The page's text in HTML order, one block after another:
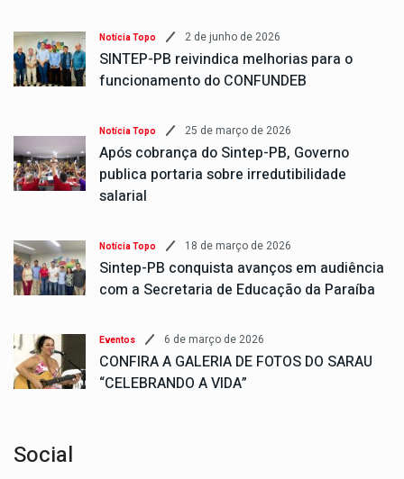
Notícia Topo 2 de junho de 2026
SINTEP-PB reivindica melhorias para o
funcionamento do CONFUNDEB
Notícia Topo 25 de março de 2026
Após cobrança do Sintep-PB, Governo
publica portaria sobre irredutibilidade
salarial
Notícia Topo 18 de março de 2026
Sintep-PB conquista avanços em audiência
com a Secretaria de Educação da Paraíba
Eventos 6 de março de 2026
CONFIRA A GALERIA DE FOTOS DO SARAU
“CELEBRANDO A VIDA”
Social